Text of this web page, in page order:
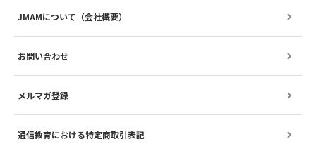
JMAMについて（会社概要）
お問い合わせ
メルマガ登録
通信教育における特定商取引表記